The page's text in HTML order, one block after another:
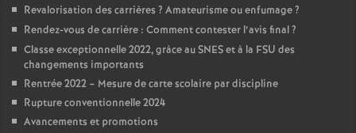
Revalorisation des carrières ? Amateurisme ou enfumage?
Rendez-vous de carrière : Comment contester l’avis final?
Classe exceptionnelle 2022, gràce au SNES et à la FSU des
changements importants
Rentrée 2022 – Mesure de carte scolaire par discipline
Rupture conventionnelle 2024
Avancements et promotions